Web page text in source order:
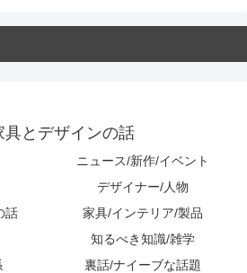
具とデザインの話
ニュース/新作/イベント
デザイナー/人物
話
家具/インテリア/製品
知るべき知識/雑学
裏話/ナイーブな話題